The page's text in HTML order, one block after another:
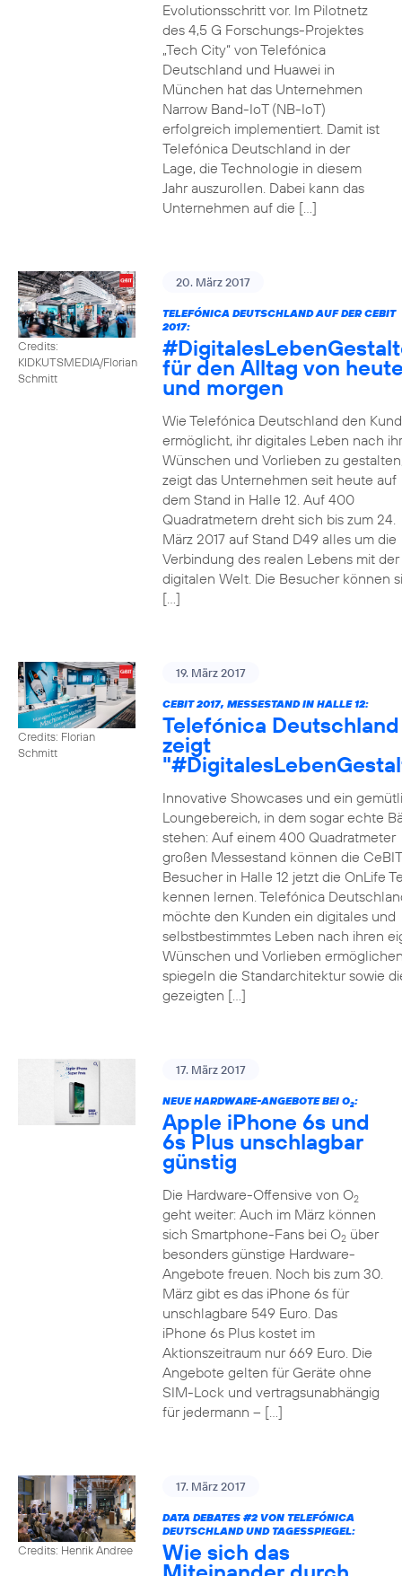
Evolutionsschritt vor. Im Pilotnetz
des 4,5 G Forschungs-Projektes
„Tech City“ von Telefónica
Deutschland und Huawei in
München hat das Unternehmen
Narrow Band-IoT (NB-IoT)
erfolgreich implementiert. Damit ist
Telefónica Deutschland in der
Lage, die Technologie in diesem
Jahr auszurollen. Dabei kann das
Unternehmen auf die […]
Credits:
KIDKUTSMEDIA/Florian
Schmitt
20. März 2017
TELEFÓNICA DEUTSCHLAND AUF DER CEBIT
2017:
für den Alltag von
und morgen
Wie Telefónica Deutschland den
ermöglicht, ihr digitales Leben nach
Wünschen und Vorlieben zu
zeigt das Unternehmen seit heute auf
dem Stand in Halle 12. Auf 400
Quadratmetern dreht sich bis zum 24.
März 2017 auf Stand D49 alles um die
Verbindung des realen Lebens mit der
digitalen Welt. Die Besucher können
[…]
Credits: Florian
Schmitt
19. März 2017
CEBIT 2017, MESSESTAND IN HALLE 12:
Telefónica Deutschland
zeigt
Innovative Showcases und ein
Loungebereich, in dem sogar echte
stehen: Auf einem 400 Quadratmeter
großen Messestand können die CeBIT
Besucher in Halle 12 jetzt die OnLife
kennen lernen. Telefónica
möchte den Kunden ein digitales und
selbstbestimmtes Leben nach ihren
Wünschen und Vorlieben
spiegeln die Standarchitektur sowie
gezeigten […]
17. März 2017
NEUE HARDWARE-ANGEBOTE BEI O2:
Apple iPhone 6s und
6s Plus unschlagbar
günstig
Die Hardware-Offensive von O2
geht weiter: Auch im März können
sich Smartphone-Fans bei O2über
besonders günstige Hardware-
Angebote freuen. Noch bis zum 30.
März gibt es das iPhone 6s für
unschlagbare 549 Euro. Das
iPhone 6s Plus kostet im
Aktionszeitraum nur 669 Euro. Die
Angebote gelten für Geräte ohne
SIM-Lock und vertragsunabhängig
für jedermann – […]
Credits: Henrik Andree
17. März 2017
DATA DEBATES #2VON TELEFÓNICA
DEUTSCHLAND UND TAGESSPIEGEL:
Wie sich das